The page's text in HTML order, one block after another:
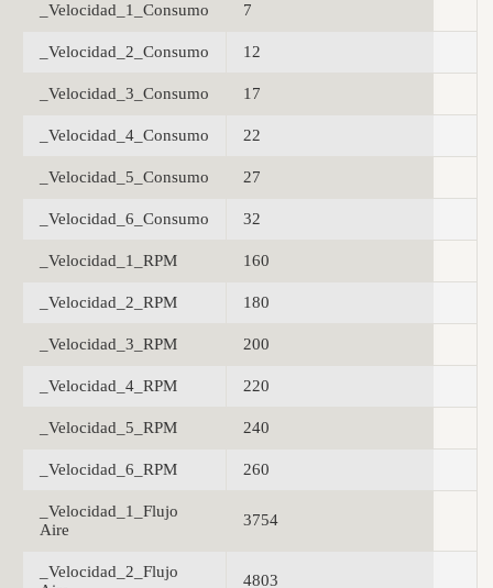
_Velocidad_1_Consumo 7
_Velocidad_2_Consumo 12
_Velocidad_3_Consumo 17
_Velocidad_4_Consumo 22
_Velocidad_5_Consumo 27
_Velocidad_6_Consumo 32
_Velocidad_1_RPM 160
_Velocidad_2_RPM 180
_Velocidad_3_RPM 200
_Velocidad_4_RPM 220
_Velocidad_5_RPM 240
_Velocidad_6_RPM 260
_Velocidad_1_Flujo
Aire
3754
_Velocidad_2_Flujo
4803